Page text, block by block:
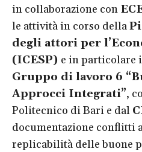
in collaborazione con
le attività in corso della
degli attori per
(ICESP) e in particolare
Gruppo di lavoro 6
Approcci Integrati”,
Politecnico di Bari e dal
documentazione conflitti
replicabilità delle buone